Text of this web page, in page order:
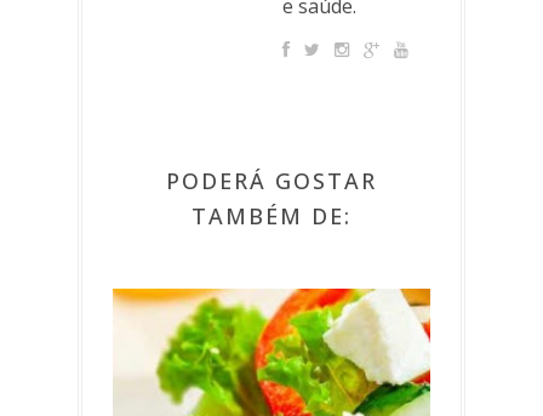
e saúde.
PODERÁ GOSTAR
TAMBÉM DE: